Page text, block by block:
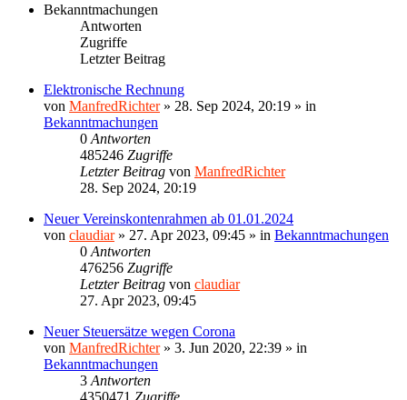
Bekanntmachungen
Antworten
Zugriffe
Letzter Beitrag
Elektronische Rechnung
von ManfredRichter» 28. Sep 2024, 20:19 » in
Bekanntmachungen
0 Antworten
485246 Zugriffe
Letzter Beitrag von ManfredRichter
28. Sep 2024, 20:19
Neuer Vereinskontenrahmen ab 01.01.2024
von claudiar» 27. Apr 2023, 09:45 » in Bekanntmachungen
0 Antworten
476256 Zugriffe
Letzter Beitrag von claudiar
27. Apr 2023, 09:45
Neuer Steuersätze wegen Corona
von ManfredRichter» 3. Jun 2020, 22:39 » in
Bekanntmachungen
3 Antworten
4350471 Zugriffe